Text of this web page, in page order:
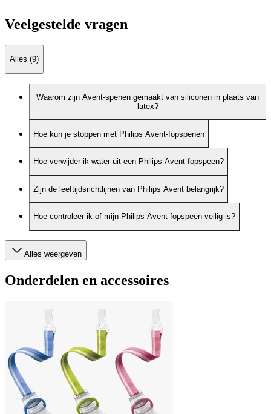
Veelgestelde vragen
Alles (9)
Waarom zijn Avent-spenen gemaakt van siliconen in plaats van
latex?
Hoe kun je stoppen met Philips Avent-fopspenen
Hoe verwijder ik water uit een Philips Avent-fopspeen?
Zijn de leeftijdsrichtlijnen van Philips Avent belangrijk?
Hoe controleer ik of mijn Philips Avent-fopspeen veilig is?
Alles weergeven
Onderdelen en accessoires